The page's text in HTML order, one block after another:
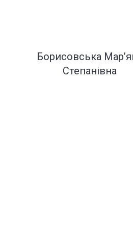
Борисовська
Степанівна